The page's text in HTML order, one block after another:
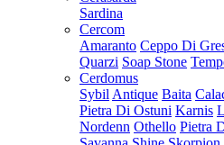
Sardina
Cercom
Amaranto Ceppo Di
Quarzi Soap Stone
Cerdomus
Sybil Antique Baita
Pietra Di Ostuni Karnis
Nordenn Othello Pietra